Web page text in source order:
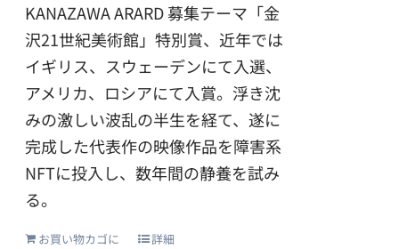
KANAZAWA ARARD 募集テーマ「金
沢21世紀美術館」特別賞、近年では
イギリス、スウェーデンにて入選、
アメリカ、ロシアにて入賞。浮き沈
みの激しい波乱の半生を経て、遂に
完成した代表作の映像作品を障害系
NFTに投入し、数年間の静養を試み
る。
お買い物カゴに
詳細